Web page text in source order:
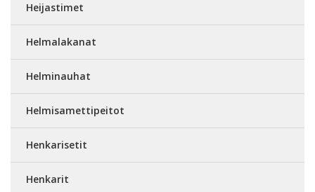
Heijastimet
Helmalakanat
Helminauhat
Helmisamettipeitot
Henkarisetit
Henkarit